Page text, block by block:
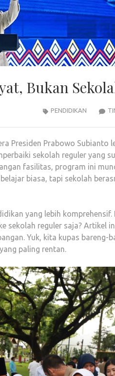
Bukan
PENDIDIKAN
Presiden Prabowo Subianto
sekolah reguler yang
fasilitas, program ini
biasa, tapi sekolah
yang lebih komprehensif.
sekolah reguler saja? Artikel
Yuk, kita kupas bareng-
paling rentan.